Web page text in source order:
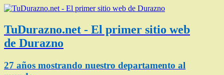
TuDurazno.net - El primer sitio web
de Durazno
27 años mostrando nuestro departamento al